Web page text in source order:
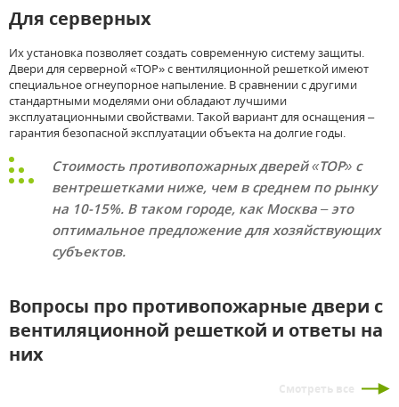
Для серверных
Их установка позволяет создать современную систему защиты.
Двери для серверной «ТОР» с вентиляционной решеткой имеют
специальное огнеупорное напыление. В сравнении с другими
стандартными моделями они обладают лучшими
эксплуатационными свойствами. Такой вариант для оснащения –
гарантия безопасной эксплуатации объекта на долгие годы.
Стоимость противопожарных дверей «ТОР» с
вентрешетками ниже, чем в среднем по рынку
на 10-15%. В таком городе, как Москва – это
оптимальное предложение для хозяйствующих
субъектов.
Вопросы про противопожарные двери с
вентиляционной решеткой и ответы на
них